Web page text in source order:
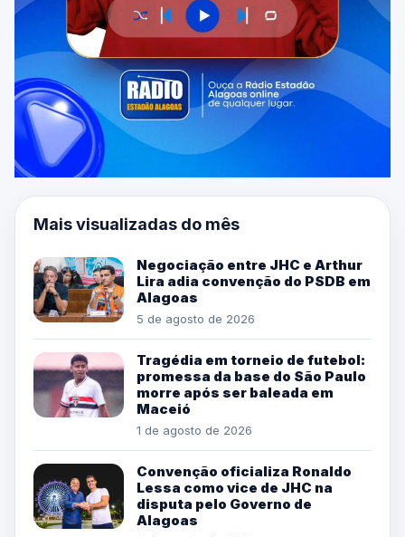
Mais visualizadas do mês
Negociação entre JHC e Arthur
Lira adia convenção do PSDB em
Alagoas
5 de agosto de 2026
Tragédia em torneio de futebol:
promessa da base do São Paulo
morre após ser baleada em
Maceió
1 de agosto de 2026
Convenção oficializa Ronaldo
Lessa como vice de JHC na
disputa pelo Governo de
Alagoas